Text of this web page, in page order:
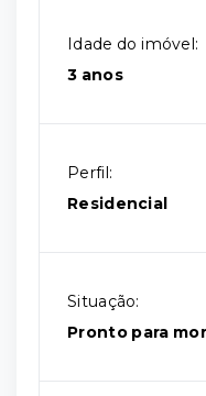
Idade do imóvel:
3 anos
Perfil:
Residencial
Situação:
Pronto para